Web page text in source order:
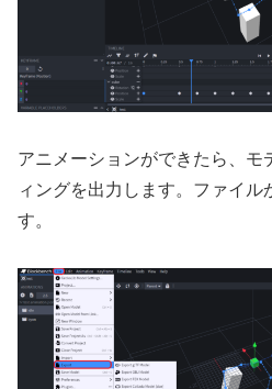
アニメーションができたら、モ
ィングを出力します。ファイル
す。